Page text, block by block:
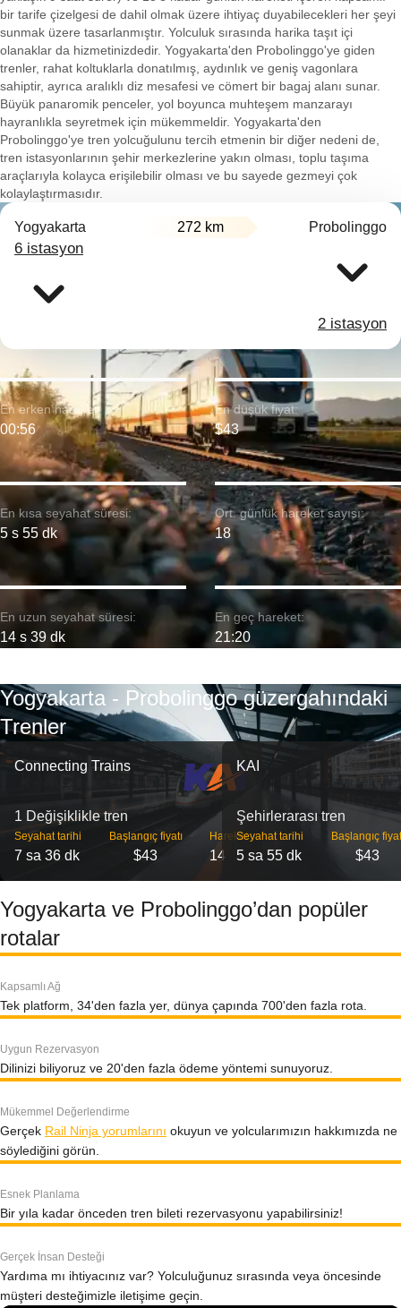
bir tarife çizelgesi de dahil olmak üzere ihtiyaç duyabilecekleri her şeyi
sunmak üzere tasarlanmıştır. Yolculuk sırasında harika taşıt içi
olanaklar da hizmetinizdedir. Yogyakarta'den Probolinggo'ye giden
trenler, rahat koltuklarla donatılmış, aydınlık ve geniş vagonlara
sahiptir, ayrıca aralıklı diz mesafesi ve cömert bir bagaj alanı sunar.
Büyük panaromik penceler, yol boyunca muhteşem manzarayı
hayranlıkla seyretmek için mükemmeldir. Yogyakarta'den
Probolinggo'ye tren yolcuğulunu tercih etmenin bir diğer nedeni de,
tren istasyonlarının şehir merkezlerine yakın olması, toplu taşıma
araçlarıyla kolayca erişilebilir olması ve bu sayede gezmeyi çok
kolaylaştırmasıdır.
Yogyakarta 272 km Probolinggo
6 istasyon
2 istasyon
En kısa seyahat süresi:
5 s 55 dk
En erken hareket:
00:56
En uzun seyahat süresi:
14 s 39 dk
En düşük fiyat:
$43
Ort. günlük hareket sayısı:
18
En geç hareket:
21:20
Yogyakarta - Probolinggo güzergahındaki
Trenler
Connecting Trains
1 Değişiklikle tren
Seyahat tarihi
7 sa 36 dk
Başlangıç ​​fiyatı
$43
Hareket
14
KAI
Şehirlerarası tren
Seyahat tarihi
5 sa 55 dk
Başlangıç
$43
Yogyakarta ve Probolinggo’dan popüler
rotalar
Kapsamlı Ağ
Tek platform, 34'den fazla yer, dünya çapında 700'den fazla rota.
Uygun Rezervasyon
Dilinizi biliyoruz ve 20'den fazla ödeme yöntemi sunuyoruz.
Mükemmel Değerlendirme
Gerçek Rail Ninja yorumlarını okuyun ve yolcularımızın hakkımızda ne
söylediğini görün.
Esnek Planlama
Bir yıla kadar önceden tren bileti rezervasyonu yapabilirsiniz!
Gerçek İnsan Desteği
Yardıma mı ihtiyacınız var? Yolculuğunuz sırasında veya öncesinde
müşteri desteğimizle iletişime geçin.